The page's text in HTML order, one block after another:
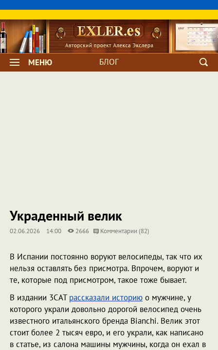
МЕНЮ БЛОГ
Украденный велик
02.06.2026 14:00 2666 Комментарии (82)
В Испании постоянно воруют велосипеды, так что их
нельзя оставлять без присмотра. Впрочем, воруют и
те, которые под присмотром, такое тоже бывает.
В издании 3CATрассказали историю о мужчине, у
которого украли довольно дорогой велосипед очень
известного итальянского бренда Bianchi. Велик этот
стоит более 2 тысяч евро, и его украли, как написано
в статье, из салона машины мужчины, когда он ехал в